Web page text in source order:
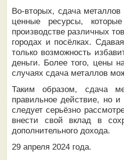
Во-вторых, сдача
ценные ресурсы,
производстве различных
городах и посёлках.
только возможность
деньги. Более того, цены
случаях сдача металлов
Таким образом, сдача
правильное действие, но
следует серьёзно
внести свой вклад в
дополнительного дохода.
29 апреля 2024 года.